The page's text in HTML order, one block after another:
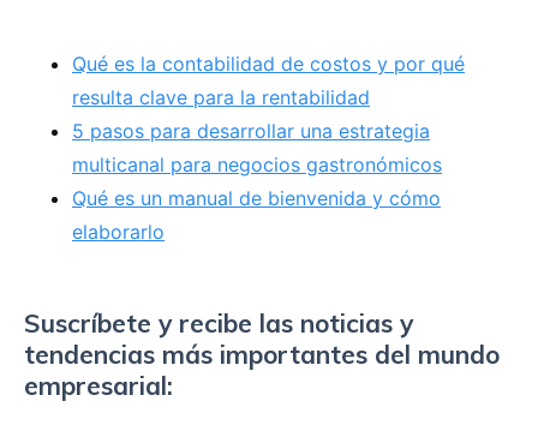
Qué es la contabilidad de costos y por qué
resulta clave para la rentabilidad
5 pasos para desarrollar una estrategia
multicanal para negocios gastronómicos
Qué es un manual de bienvenida y cómo
elaborarlo